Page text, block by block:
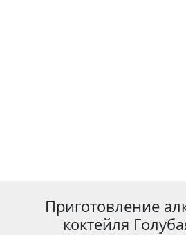
Приготовление
коктейля